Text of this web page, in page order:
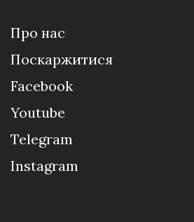
Про нас
Поскаржитися
Facebook
Youtube
Telegram
Instagram